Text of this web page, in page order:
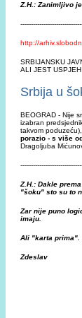
Z.H.: Zanimljivo
http://
SRBIJANSKU
ALI JEST
Srbija u
BEOGRAD - Nije
izabran
takvom poduzeću),
porazio - s više
Dragoljuba
Z.H.: Dakle
"šoku" sto su to
Zar nije puno
imaju.
Ali "karta prima".
Zdeslav